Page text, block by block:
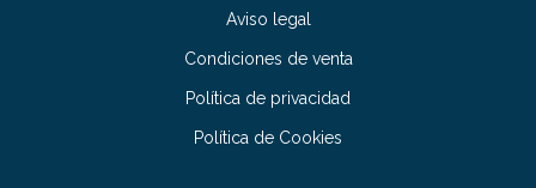
Aviso legal
Condiciones de venta
Política de privacidad
Política de Cookies